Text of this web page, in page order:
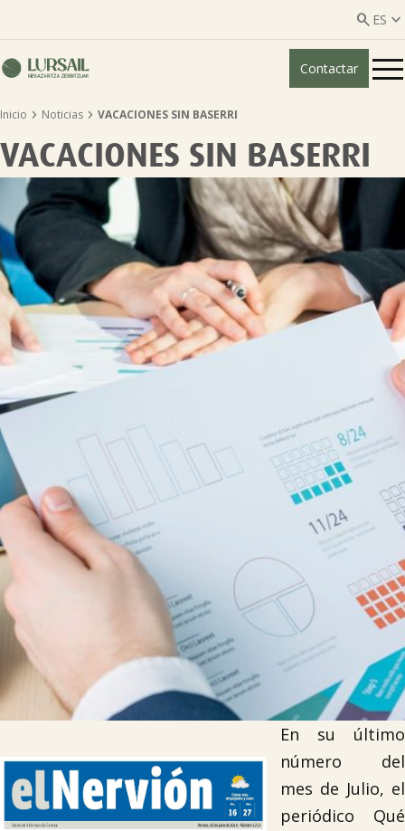
 ES 
ES
Quiénes somos
Guía transparencia
Servicios ganadería
Servicios agricultura
Entidades asociadas
Noticias
Tablón de anuncios
Lursail Market
Contactar
Inicio  Noticias  VACACIONES SIN BASERRI
VACACIONES SIN BASERRI
En su último
número del
mes de Julio, el
periódico Qué